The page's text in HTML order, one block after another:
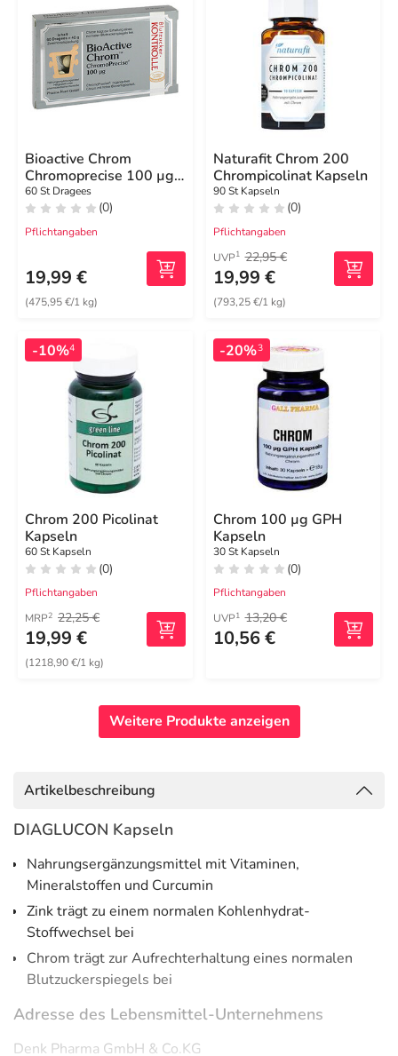
Bioactive Chrom
Chromoprecise 100 µg
Dragees
60 St Dragees
(0)
Pflichtangaben
19,99 €
(475,95 €/1 kg)
Naturafit Chrom 200
Chrompicolinat Kapseln
90 St Kapseln
(0)
Pflichtangaben
UVP1 22,95 €
19,99 €
(793,25 €/1 kg)
-10%4
Chrom 200 Picolinat
Kapseln
60 St Kapseln
(0)
Pflichtangaben
MRP2 22,25 €
19,99 €
(1218,90 €/1 kg)
-20%3
Chrom 100 µg GPH
Kapseln
30 St Kapseln
(0)
Pflichtangaben
UVP1 13,20 €
10,56 €
Weitere Produkte anzeigen
Artikelbeschreibung
DIAGLUCON Kapseln
Nahrungsergänzungsmittel mit Vitaminen,
Mineralstoffen und Curcumin
Zink trägt zu einem normalen Kohlenhydrat-
Stoffwechsel bei
Chrom trägt zur Aufrechterhaltung eines normalen
Blutzuckerspiegels bei
Adresse des Lebensmittel-Unternehmens
Denk Pharma GmbH & Co.KG